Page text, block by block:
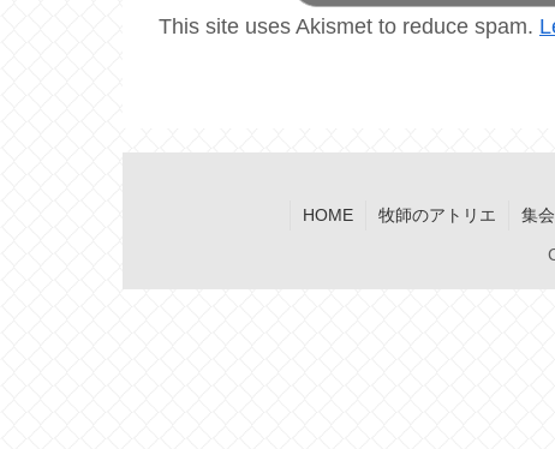
This site uses Akismet to reduce spam.
HOME 牧師のアトリエ 集